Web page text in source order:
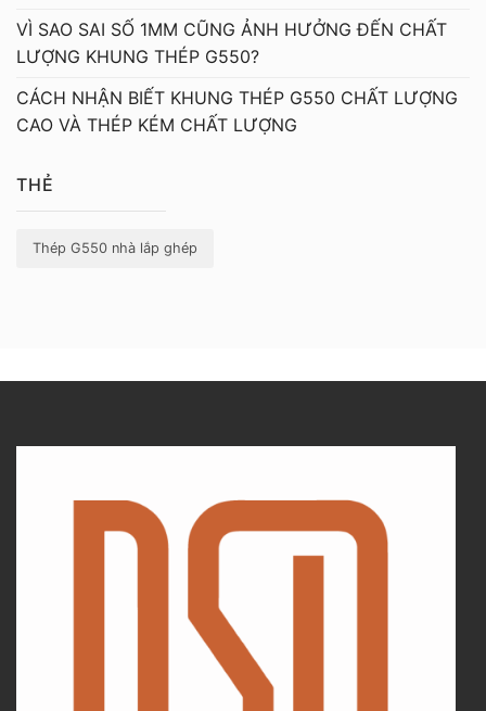
VÌ SAO SAI SỐ 1MM CŨNG ẢNH HƯỞNG ĐẾN CHẤT
LƯỢNG KHUNG THÉP G550?
CÁCH NHẬN BIẾT KHUNG THÉP G550 CHẤT LƯỢNG
CAO VÀ THÉP KÉM CHẤT LƯỢNG
THẺ
Thép G550 nhà lắp ghép